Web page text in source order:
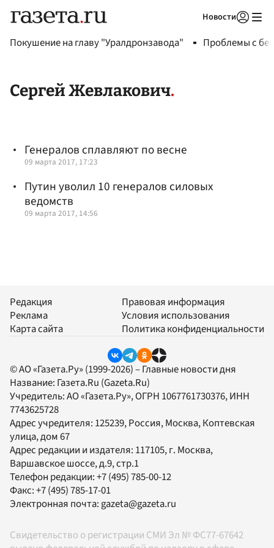
Новости
Покушение на главу "Уралдронзавода" Проблемы с
Сергей Жевлакович
Генералов сплавляют по весне
09 марта 2017, 17:23
Путин уволил 10 генералов силовых
ведомств
09 марта 2017, 14:56
Редакция
Реклама
Карта сайта
Правовая информация
Условия использования
Политика конфиденциальности
© АО «Газета.Ру» (1999-2026) – Главные новости дня
Название: Газета.Ru (Gazeta.Ru)
Учредитель:АО «Газета.Ру», ОГРН 1067761730376, ИНН
7743625728
Адрес учредителя: 125239, Россия, Москва, Коптевская
улица, дом 67
Адрес редакции и издателя: 117105, г. Москва,
Варшавское шоссе, д.9, стр.1
Телефон редакции:+7 (495) 785-00-12
Факс:+7 (495) 785-17-01
Электронная почта:gazeta@gazeta.ru
Свидетельство о регистрации СМИ Эл № ФС77-67642